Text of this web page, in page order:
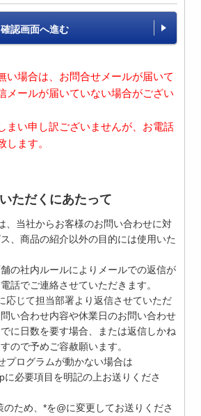
確認画面へ進む
い場合は、お問合せメールが届いて
メールが届いていない場合がござい
まい申し訳ございませんが、お電話
します。
ただくにあたって
、当社からお客様のお問い合わせに対
、商品の紹介以外の目的には使用いた
の社内ルールによりメールでの返信が
話でご連絡させていただきます。
応じて担当部署より返信させていただ
い合わせ内容や休業日のお問い合わせ
に日数を要す場合、または返信しかね
ので予めご容赦願います。
プログラムが動かない場合は
に必要項目を明記の上お送りくださ
のため、*を@に変更してお送りくださ